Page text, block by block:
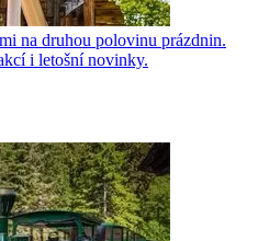
na druhou polovinu prázdnin.
i letošní novinky.